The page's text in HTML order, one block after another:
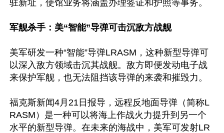
驻新址，使馆业务将涵盖办理签证和护照等事务。
军舰杀手：美“智能”导弹可击沉敌方战舰
美军研发一种“智能”导弹LRASM，这种新型导弹可
以深入敌方领域击沉其战舰。敌方即便发动电子战
来保护军舰，也无法阻挡该导弹的来袭和摧毁力。
福克斯新闻4月21日报导，远程反地面导弹（简称L
RASM）是一种可以将海上作战火力提升到另一个
水平的新型导弹。在未来的海战中，美军可发射LR